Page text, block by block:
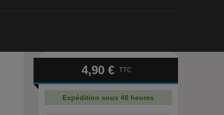
4,90 € TTC
Expédition sous 48 heures